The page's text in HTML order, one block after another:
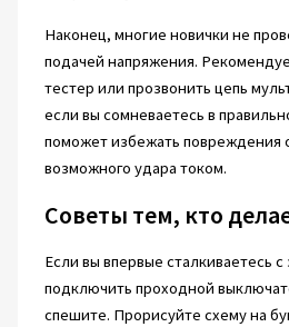
Наконец, многие новички не
подачей напряжения.
тестер или прозвонить цепь
если вы сомневаетесь в
поможет избежать повреждения
возможного удара током.
Советы тем, кто
Если вы впервые сталкиваетесь с
подключить проходной
спешите. Прорисуйте схему на